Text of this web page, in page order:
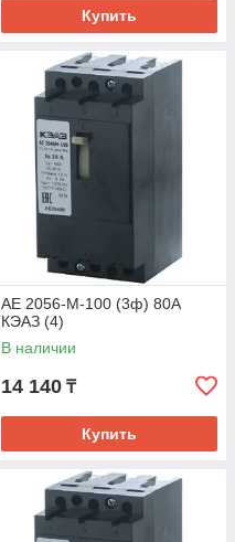
Купить
АЕ 2056-М-100 (3ф) 80А
КЭАЗ (4)
В наличии
14 140 ₸
Купить